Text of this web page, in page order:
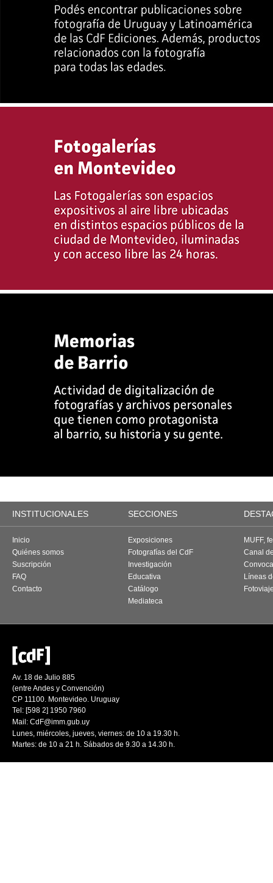
INSTITUCIONALES SECCIONES
Inicio
Quiénes somos
Suscripción
FAQ
Contacto
Exposiciones
Fotografías del CdF
Investigación
Educativa
Catálogo
Mediateca
MUFF,
Canal
Líneas
Av. 18 de Julio 885
(entre Andes y Convención)
CP 11100. Montevideo. Uruguay
Tel: [598 2] 1950 7960
Mail: CdF@imm.gub.uy
Lunes, miércoles, jueves, viernes: de 10 a 19.30 h.
Martes: de 10 a 21 h. Sábados de 9.30 a 14.30 h.